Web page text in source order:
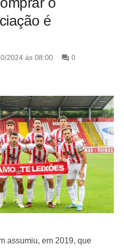
é
2024 às 08:00 0
assumiu, em 2019, que